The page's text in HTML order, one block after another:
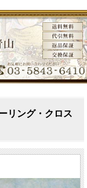
リング・クロス